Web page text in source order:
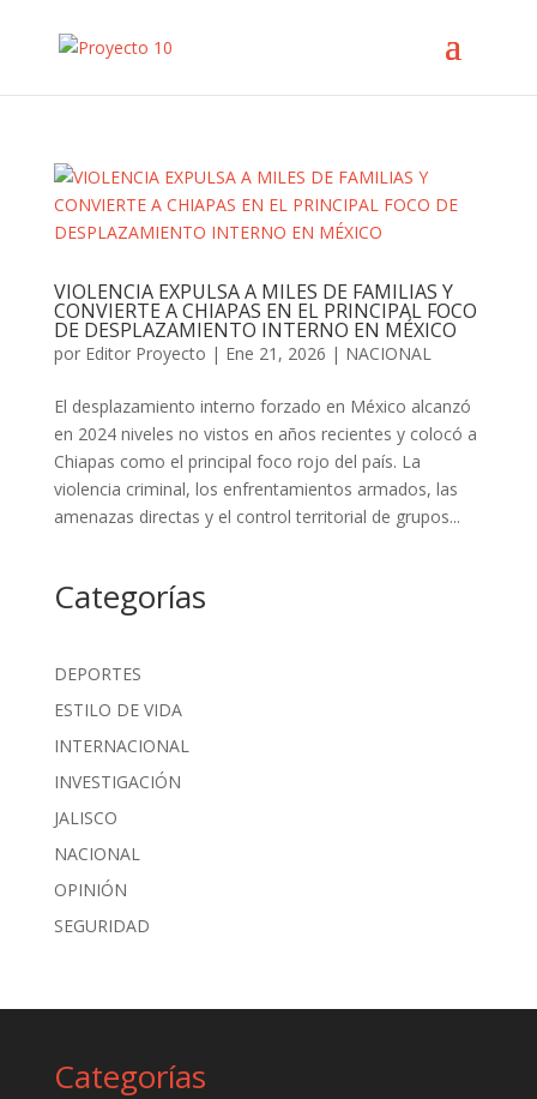
VIOLENCIA EXPULSA A MILES DE FAMILIAS Y
CONVIERTE A CHIAPAS EN EL PRINCIPAL FOCO
DE DESPLAZAMIENTO INTERNO EN MÉXICO
por Editor Proyecto | Ene 21, 2026 | NACIONAL
El desplazamiento interno forzado en México alcanzó
en 2024 niveles no vistos en años recientes y colocó a
Chiapas como el principal foco rojo del país. La
violencia criminal, los enfrentamientos armados, las
amenazas directas y el control territorial de grupos...
Categorías
DEPORTES
ESTILO DE VIDA
INTERNACIONAL
INVESTIGACIÓN
JALISCO
NACIONAL
OPINIÓN
SEGURIDAD
Categorías